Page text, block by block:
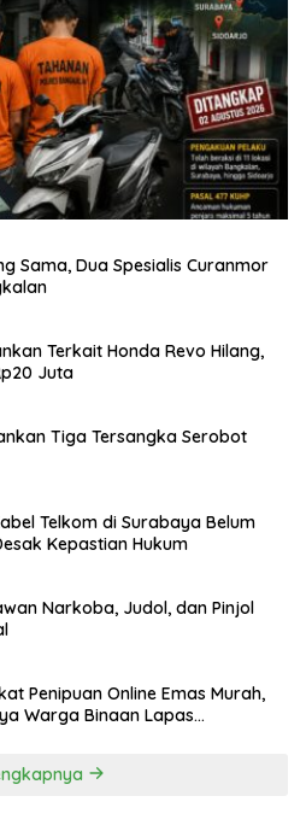
Sama, Dua Spesialis Curanmor
Terkait Honda Revo Hilang,
Juta
Tiga Tersangka Serobot
Telkom di Surabaya Belum
Kepastian Hukum
Narkoba, Judol, dan Pinjol
Penipuan Online Emas Murah,
Warga Binaan Lapas